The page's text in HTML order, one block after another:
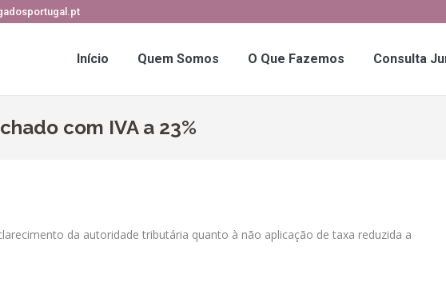
Início Quem Somos O Que Fazemos Consulta
com IVA a 23%
da autoridade tributária quanto à não aplicação de taxa reduzida a